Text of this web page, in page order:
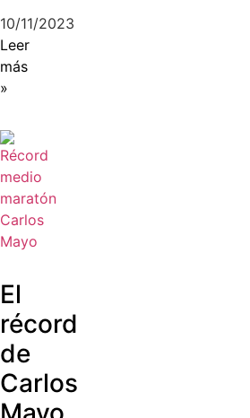
10/11/2023
Leer
más
»
El
récord
de
Carlos